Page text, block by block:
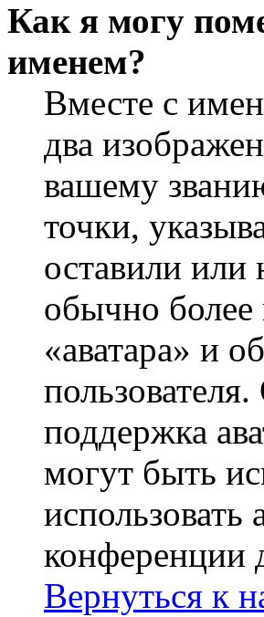
Как я могу
именем?
Вместе с
два
вашему
точки,
оставили или
обычно более
«аватара» и
поддержка
могут быть
использовать
конференции
Вернуться к